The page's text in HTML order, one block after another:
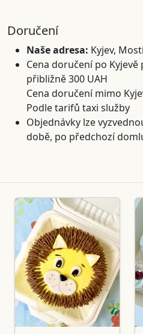
Doručení
Naše adresa: Kyjev,
Cena doručení po
přibližně 300 UAH
Cena doručení mimo
Podle tarifů taxi služby
Objednávky lze
době, po předchozí